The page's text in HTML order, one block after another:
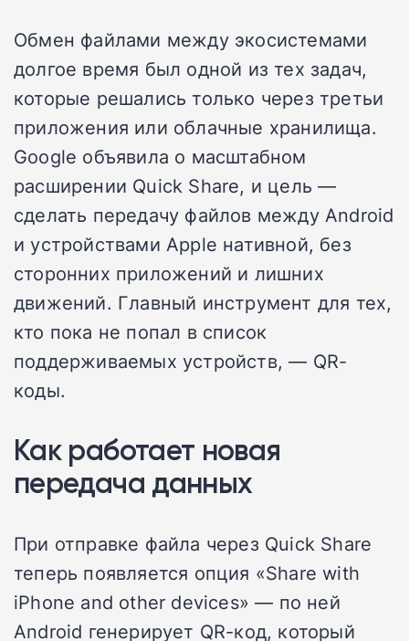
Обмен файлами между экосистемами
долгое время был одной из тех задач,
которые решались только через третьи
приложения или облачные хранилища.
Google объявила о масштабном
расширении Quick Share, и цель —
сделать передачу файлов между Android
и устройствами Apple нативной, без
сторонних приложений и лишних
движений. Главный инструмент для тех,
кто пока не попал в список
поддерживаемых устройств, — QR-
коды.
Как работает новая
передача данных
При отправке файла через Quick Share
теперь появляется опция «Share with
iPhone and other devices» — по ней
Android генерирует QR-код, который